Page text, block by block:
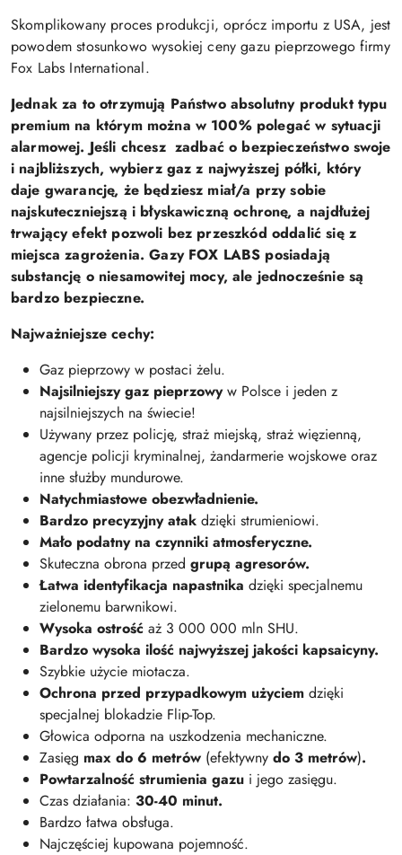
Skomplikowany proces produkcji, oprócz importu z USA, jest
powodem stosunkowo wysokiej ceny gazu pieprzowego firmy
Fox Labs International.
Jednak za to otrzymują Państwo absolutny produkt typu
premium na którym można w 100% polegać w sytuacji
alarmowej. Jeśli chcesz zadbać o bezpieczeństwo swoje
i najbliższych, wybierz gaz z najwyższej półki, który
daje gwarancję, że będziesz miał/a przy sobie
najskuteczniejszą i błyskawiczną ochronę, a najdłużej
trwający efekt pozwoli bez przeszkód oddalić się z
miejsca zagrożenia. Gazy FOX LABS posiadają
substancję o niesamowitej mocy, ale jednocześnie są
bardzo bezpieczne.
Najważniejsze cechy:
Gaz pieprzowy w postaci żelu.
Najsilniejszy gaz pieprzowyw Polsce i jeden z
najsilniejszych na świecie!
Używany przez policję, straż miejską, straż więzienną,
agencje policji kryminalnej, żandarmerie wojskowe oraz
inne służby mundurowe.
Natychmiastowe obezwładnienie.
Bardzo precyzyjny atak dzięki strumieniowi.
Mało podatny na czynniki atmosferyczne.
Skuteczna obrona przed grupą agresorów.
Łatwa identyfikacja napastnika dzięki specjalnemu
zielonemu barwnikowi.
Wysoka ostrość aż 3 000 000 mln SHU.
Bardzo wysoka ilość najwyższej jakości kapsaicyny.
Szybkie użycie miotacza.
Ochrona przed przypadkowym użyciem dzięki
specjalnej blokadzie Flip-Top.
Głowica odporna na uszkodzenia mechaniczne.
Zasięg max do 6 metrów (efektywny do 3 metrów).
Powtarzalność strumienia gazu i jego zasięgu.
Czas działania: 30-40 minut.
Bardzo łatwa obsługa.
Najczęściej kupowana pojemność.